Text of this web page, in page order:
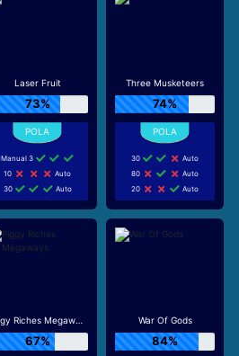
Laser Fruit
73%
Manual 3
10
Auto
30
Auto
Three Musketeers
74%
30
Auto
80
Auto
20
Auto
Piggy Riches Megaways
67%
War Of Gods
84%